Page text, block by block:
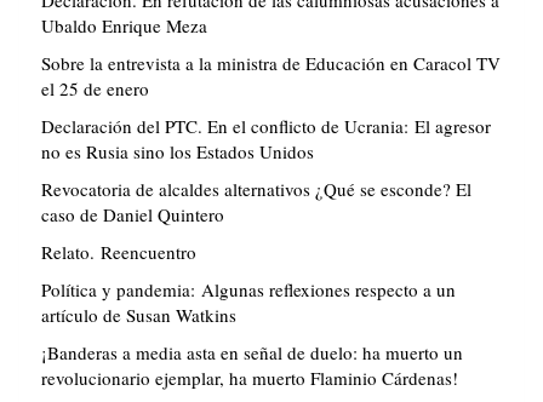
Ubaldo Enrique Meza
Sobre la entrevista a la ministra de Educación en Caracol TV
el 25 de enero
Declaración del PTC. En el conflicto de Ucrania: El agresor
no es Rusia sino los Estados Unidos
Revocatoria de alcaldes alternativos ¿Qué se esconde? El
caso de Daniel Quintero
Relato. Reencuentro
Política y pandemia: Algunas reflexiones respecto a un
artículo de Susan Watkins
¡Banderas a media asta en señal de duelo: ha muerto un
revolucionario ejemplar, ha muerto Flaminio Cárdenas!